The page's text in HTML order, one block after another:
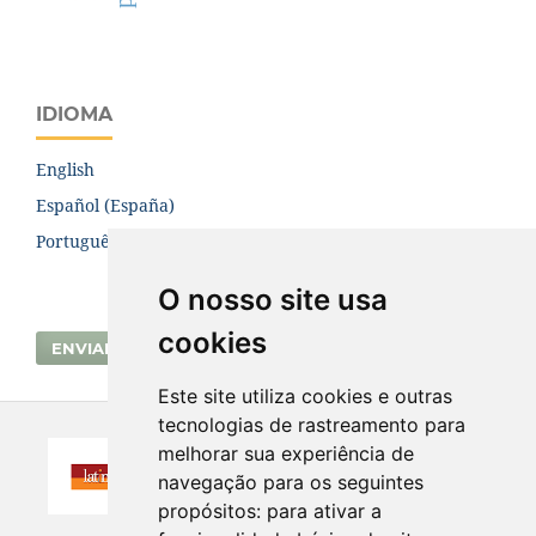
O nosso site usa
cookies
Este site utiliza cookies e outras
tecnologias de rastreamento para
melhorar sua experiência de
navegação para os seguintes
propósitos: para ativar a
IDIOMA
English
Español (España)
Português (Brasil)
ENVIAR SUBMISSÃO